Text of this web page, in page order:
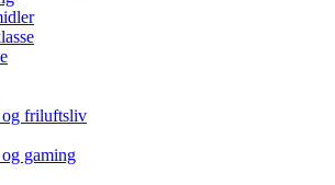
friluftsliv
gaming